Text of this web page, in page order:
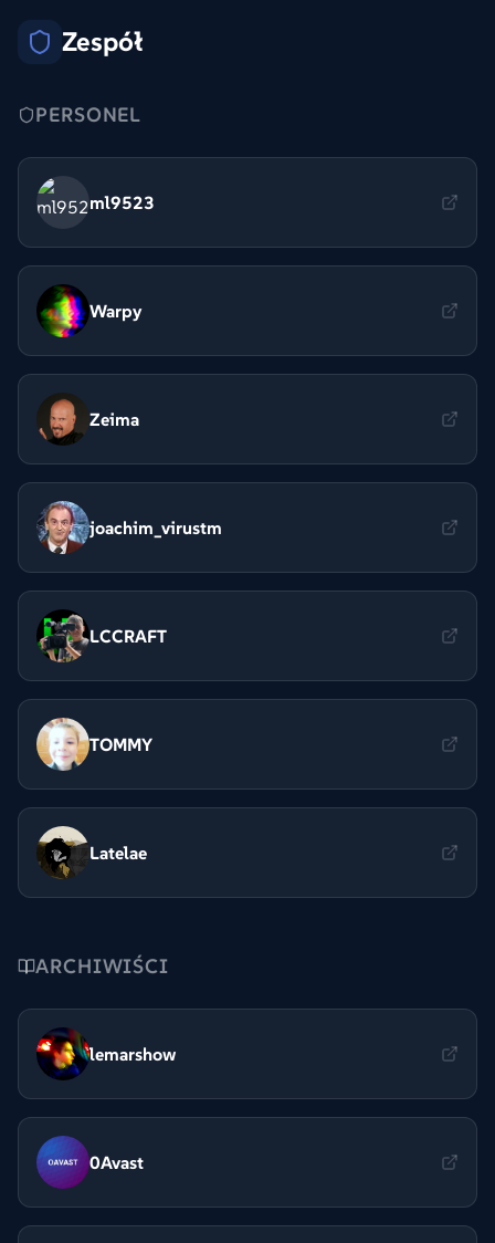
Zespół
PERSONEL
ml9523
Warpy
Zeima
joachim_virustm
LCCRAFT
TOMMY
Latelae
ARCHIWIŚCI
lemarshow
0Avast